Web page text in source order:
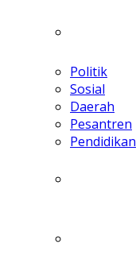
Politik
Sosial
Daerah
Pesantren
Pendidikan